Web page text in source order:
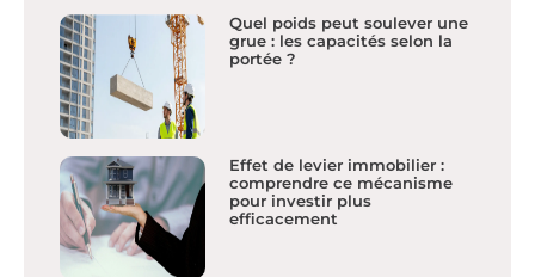
Quel poids peut soulever une
grue : les capacités selon la
portée ?
Effet de levier immobilier :
comprendre ce mécanisme
pour investir plus
efficacement